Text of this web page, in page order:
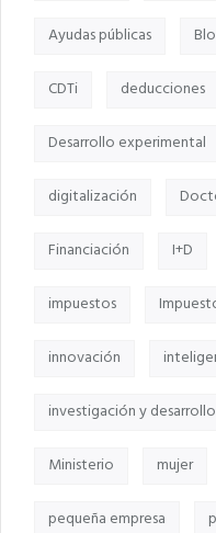
Ayudas públicas
CDTi deducciones
Desarrollo experimental
digitalización
Financiación I+D
impuestos
innovación
investigación y desarrollo
Ministerio mujer
pequeña empresa